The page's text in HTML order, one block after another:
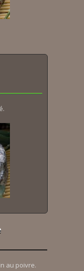
au poivre.